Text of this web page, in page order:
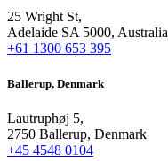
25 Wright St,
Adelaide SA 5000, Australia
+61 1300 653 395
Ballerup, Denmark
Lautruphøj 5,
2750 Ballerup, Denmark
+45 4548 0104